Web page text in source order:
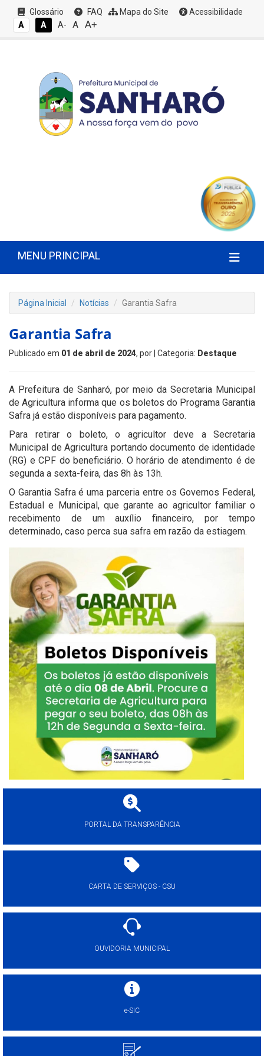
Glossário FAQ Mapa do Site
Acessibilidade
A
A A- A A+
MENU PRINCIPAL
Página Inicial Notícias Garantia Safra
Garantia Safra
Publicado em 01 de abril de 2024, por | Categoria: Destaque
A Prefeitura de Sanharó, por meio da Secretaria Municipal
de Agricultura informa que os boletos do Programa Garantia
Safra já estão disponíveis para pagamento.
Para retirar o boleto, o agricultor deve a Secretaria
Municipal de Agricultura portando documento de identidade
(RG) e CPF do beneficiário. O horário de atendimento é de
segunda a sexta-feira, das 8h às 13h.
O Garantia Safra é uma parceria entre os Governos Federal,
Estadual e Municipal, que garante ao agricultor familiar o
recebimento de um auxílio financeiro, por tempo
determinado, caso perca sua safra em razão da estiagem.
PORTAL DA TRANSPARÊNCIA
CARTA DE SERVIÇOS - CSU
OUVIDORIA MUNICIPAL
e-SIC